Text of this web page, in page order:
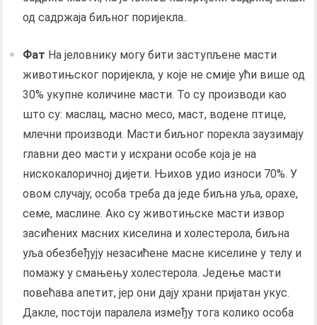
од садржаја биљног поријекла..
Фат На јеловнику могу бити заступљене масти
животињског поријекла, у које не смије ући више од
30% укупне количине масти. То су производи као
што су: маслац, масно месо, маст, водене птице,
млечни производи. Масти биљног порекла заузимају
главни део масти у исхрани особе која је на
нискокалоричној дијети. Њихов удио износи 70%. У
овом случају, особа треба да једе биљна уља, орахе,
семе, маслине. Ако су животињске масти извор
засићених масних киселина и холестерола, биљна
уља обезбеђују незасићене масне киселине у телу и
помажу у смањењу холестерола. Једење масти
повећава апетит, јер они дају храни пријатан укус.
Дакле, постоји паралела између тога колико особа